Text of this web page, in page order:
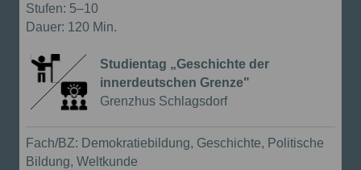
Stufen: 5–10
Dauer: 120 Min.
Führung mit Workshop
Studientag „Geschichte der
innerdeutschen Grenze"
{{Anbieter:}}
Grenzhus Schlagsdorf
Fach/BZ: Demokratiebildung, Geschichte, Politische
Bildung, Weltkunde